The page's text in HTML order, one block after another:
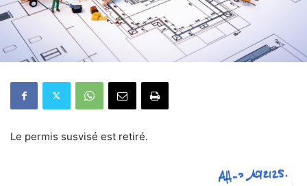
Le permis susvisé est retiré.